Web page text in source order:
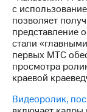
ПАО
"МТС"
с
позволяет
представление
стали
первых МТС
просмотра
краевой
Видеоролик,